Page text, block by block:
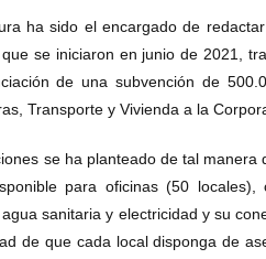
ha sido el encargado de
se iniciaron en junio de 2021,
de una subvención de
Transporte y Vivienda a la
se ha planteado de tal
para oficinas (50
sanitaria y electricidad y su
de que cada local disponga de